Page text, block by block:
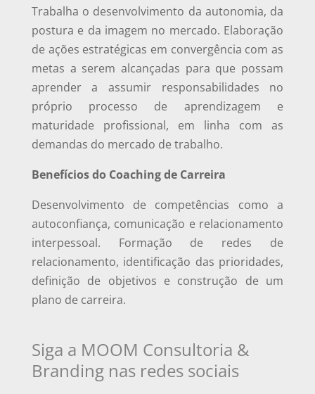
Trabalha o desenvolvimento da autonomia, da
postura e da imagem no mercado. Elaboração
de ações estratégicas em convergência com as
metas a serem alcançadas para que possam
aprender a assumir responsabilidades no
próprio processo de aprendizagem e
maturidade profissional, em linha com as
demandas do mercado de trabalho.
Benefícios do Coaching de Carreira
Desenvolvimento de competências como a
autoconfiança, comunicação e relacionamento
interpessoal. Formação de redes de
relacionamento, identificação das prioridades,
definição de objetivos e construção de um
plano de carreira.
Siga a MOOM Consultoria &
Branding nas redes sociais